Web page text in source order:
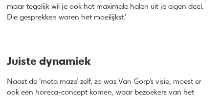
maar tegelijk wil je ook het maximale halen uit je eigen deel.
Die gesprekken waren het moeilijkst.’
Juiste dynamiek
Naast de ‘meta maze’ zelf, zo was Van Gorp’s visie, moest er
ook een horeca-concept komen, waar bezoekers van het